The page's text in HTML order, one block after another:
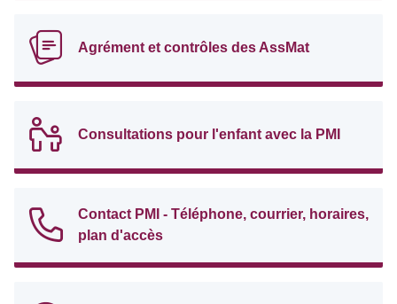
Agrément et contrôles des AssMat
Consultations pour l'enfant avec la PMI
Contact PMI - Téléphone, courrier, horaires,
plan d'accès